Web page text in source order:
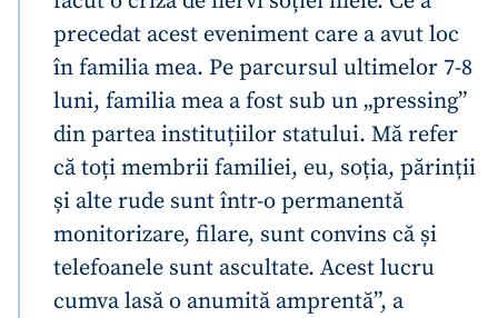
precedat acest eveniment care a avut loc
în familia mea. Pe parcursul ultimelor 7-8
luni, familia mea a fost sub un „pressing”
din partea instituțiilor statului. Mă refer
că toți membrii familiei, eu, soția, părinții
și alte rude sunt într-o permanentă
monitorizare, filare, sunt convins că și
telefoanele sunt ascultate. Acest lucru
cumva lasă o anumită amprentă”, a